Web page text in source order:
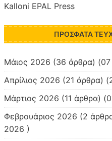
Kalloni EPAL Press
ΠΡΌΣΦΑΤΑ
Μάιος 2026 (36 άρθρα)
Απρίλιος 2026 (21 άρθρα)
Μάρτιος 2026 (11 άρθρα)
Φεβρουάριος 2026 (2
2026 )